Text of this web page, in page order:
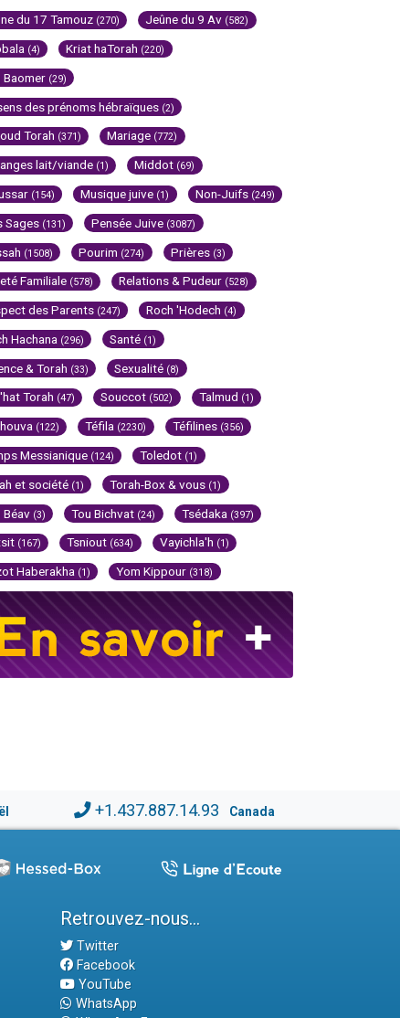
du 17 Tamouz (270) Jeûne du 9 Av (582)
(4) Kriat haTorah (220)
Baomer (29)
des prénoms hébraïques (2)
Torah (371) Mariage (772)
lait/viande (1) Middot (69)
(154) Musique juive (1) Non-Juifs (249)
Sages (131) Pensée Juive (3087)
(1508) Pourim (274) Prières (3)
Familiale (578) Relations & Pudeur (528)
des Parents (247) Roch 'Hodech (4)
Hachana (296) Santé (1)
& Torah (33) Sexualité (8)
Torah (47) Souccot (502) Talmud (1)
(122) Téfila (2230) Téfilines (356)
Messianique (124) Toledot (1)
et société (1) Torah-Box & vous (1)
Béav (3) Tou Bichvat (24) Tsédaka (397)
(167) Tsniout (634) Vayichla'h (1)
Haberakha (1) Yom Kippour (318)
+1.437.887.14.93 Canada
Retrouvez-nous...
Twitter
Facebook
YouTube
WhatsApp